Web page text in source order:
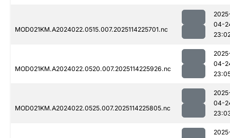
MOD021KM.A2024022.0515.007.2025114225701.nc
04-
MOD021KM.A2024022.0520.007.2025114225926.nc
04-
MOD021KM.A2024022.0525.007.2025114225805.nc
04-